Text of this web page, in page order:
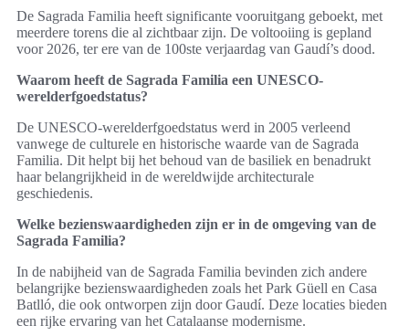
De Sagrada Familia heeft significante vooruitgang geboekt, met
meerdere torens die al zichtbaar zijn. De voltooiing is gepland
voor 2026, ter ere van de 100ste verjaardag van Gaudí’s dood.
Waarom heeft de Sagrada Familia een UNESCO-
werelderfgoedstatus?
De UNESCO-werelderfgoedstatus werd in 2005 verleend
vanwege de culturele en historische waarde van de Sagrada
Familia. Dit helpt bij het behoud van de basiliek en benadrukt
haar belangrijkheid in de wereldwijde architecturale
geschiedenis.
Welke bezienswaardigheden zijn er in de omgeving van de
Sagrada Familia?
In de nabijheid van de Sagrada Familia bevinden zich andere
belangrijke bezienswaardigheden zoals het Park Güell en Casa
Batlló, die ook ontworpen zijn door Gaudí. Deze locaties bieden
een rijke ervaring van het Catalaanse modernisme.